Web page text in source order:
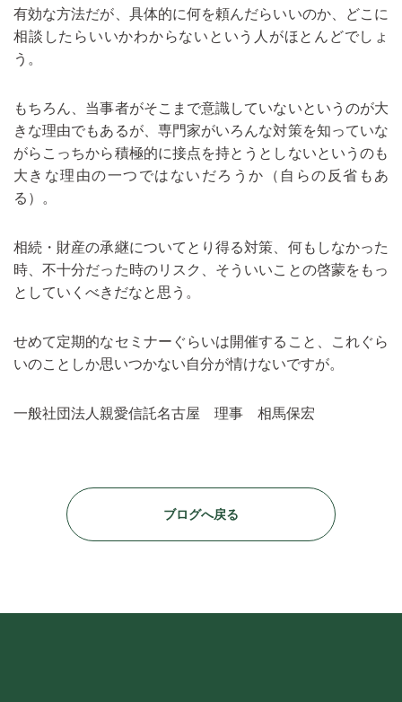
有効な方法だが、具体的に何を頼んだらいいのか、どこに
相談したらいいかわからないという人がほとんどでしょ
う。
もちろん、当事者がそこまで意識していないというのが大
きな理由でもあるが、専門家がいろんな対策を知っていな
がらこっちから積極的に接点を持とうとしないというのも
大きな理由の一つではないだろうか（自らの反省もあ
る）。
相続・財産の承継についてとり得る対策、何もしなかった
時、不十分だった時のリスク、そういいことの啓蒙をもっ
としていくべきだなと思う。
せめて定期的なセミナーぐらいは開催すること、これぐら
いのことしか思いつかない自分が情けないですが。
一般社団法人親愛信託名古屋 理事 相馬保宏
ブログへ戻る